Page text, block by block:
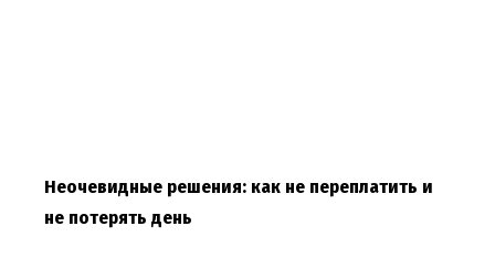
Неочевидные решения: как не переплатить и
не потерять день